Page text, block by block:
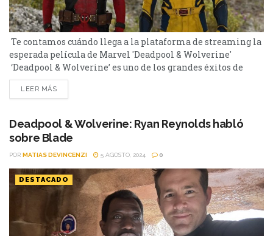
Te contamos cuándo llega a la plataforma de streaming la
esperada película de Marvel 'Deadpool & Wolverine'
‘Deadpool & Wolverine’ es uno de los grandes éxitos de
taquilla del año a los cines y por ahora viene dejando muy
satisfechos a los fanáticos que la siguen acompañando en
papeles, la producción...
LEER MÁS
Deadpool & Wolverine: Ryan Reynolds habló
sobre Blade
POR MATIAS DEVINCENZI 5 AGOSTO, 2024 0
DESTACADO